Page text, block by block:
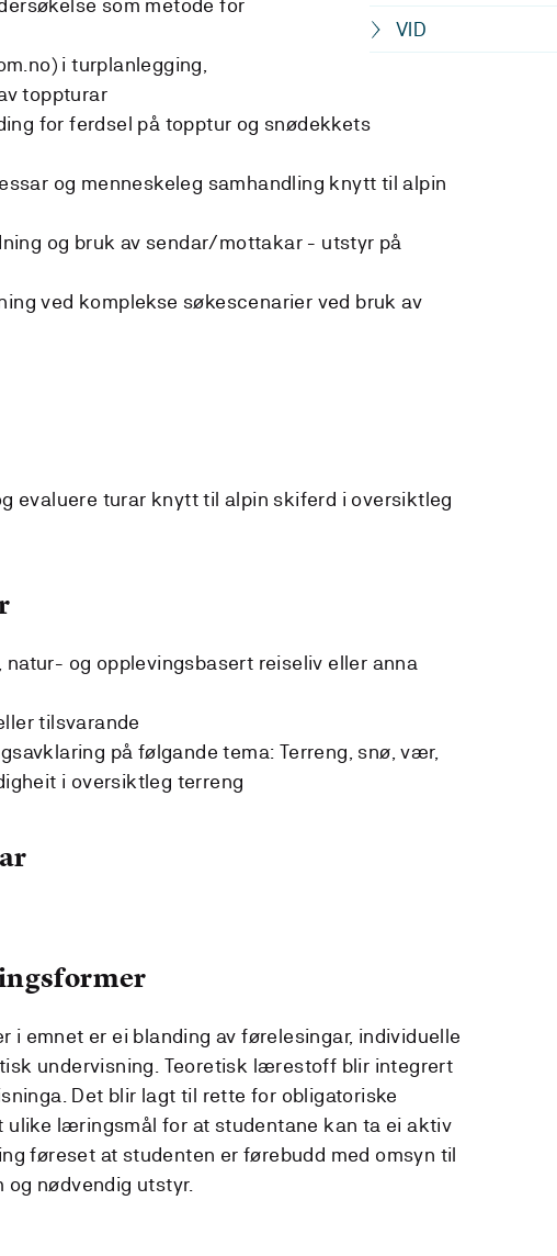
VID
i turplanlegging,
toppturar
for ferdsel på topptur og snødekkets
og menneskeleg samhandling knytt til alpin
og bruk av sendar/mottakar - utstyr på
ved komplekse søkescenarier ved bruk av
evaluere turar knytt til alpin skiferd i oversiktleg
og opplevingsbasert reiseliv eller anna
tilsvarande
på følgande tema: Terreng, snø, vær,
i oversiktleg terreng
emnet er ei blanding av førelesingar, individuelle
undervisning. Teoretisk lærestoff blir integrert
Det blir lagt til rette for obligatoriske
læringsmål for at studentane kan ta ei aktiv
føreset at studenten er førebudd med omsyn til
nødvendig utstyr.